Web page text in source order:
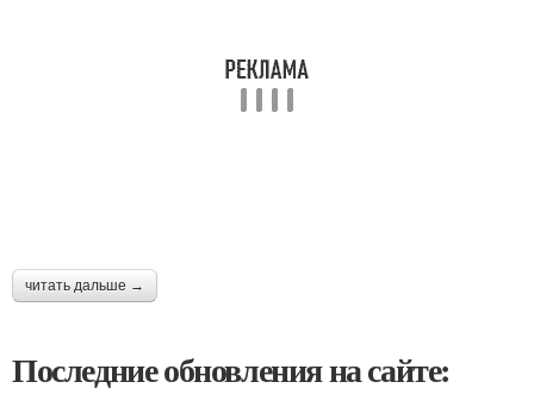
читать дальше →
Последние обновления на сайте: